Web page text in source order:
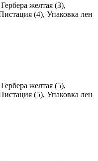
желтая (3),
(4), Упаковка лен
желтая (5),
(5), Упаковка лен